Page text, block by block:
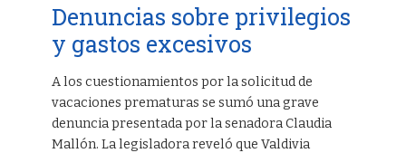
Denuncias sobre privilegios
y gastos excesivos
A los cuestionamientos por la solicitud de
vacaciones prematuras se sumó una grave
denuncia presentada por la senadora Claudia
Mallón. La legisladora reveló que Valdivia